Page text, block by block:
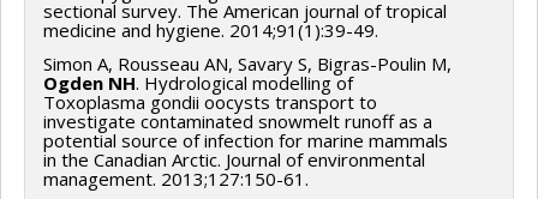
sectional survey. The American journal of tropical
medicine and hygiene. 2014;91(1):39-49.
Simon A, Rousseau AN, Savary S, Bigras-Poulin M,
Ogden NH. Hydrological modelling of
Toxoplasma gondii oocysts transport to
investigate contaminated snowmelt runoff as a
potential source of infection for marine mammals
in the Canadian Arctic. Journal of environmental
management. 2013;127:150-61.